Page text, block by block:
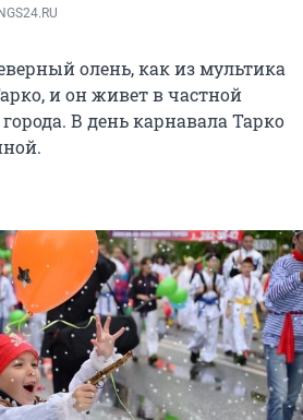
олень, как из мультика
и он живет в частной
В день карнавала Тарко